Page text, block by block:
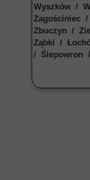
Wyszków /
Zagościniec
Zbuczyn /
Ząbki /
/ Ślepowron